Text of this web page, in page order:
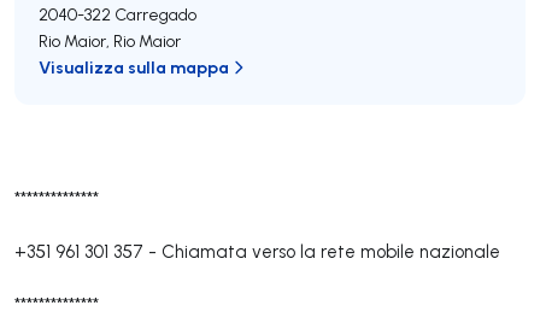
**************
+351 961 301 357 - Chiamata verso la rete mobile nazionale
**************
2040-322 Carregado
Rio Maior, Rio Maior
Visualizza sulla mappa